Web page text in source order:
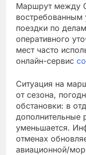
Маршрут между
поездки по
оперативного
мест часто
онлайн-сервис
Ситуация на
от сезона,
обстановки: в
дополнительные
уменьшается.
отменах
авиационной/